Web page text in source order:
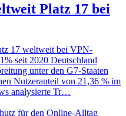
Platz 17 bei
17 weltweit bei VPN-
seit 2020 Deutschland
unter den G7-Staaten
Nutzeranteil von 21,36 % im
analysierte Tr…